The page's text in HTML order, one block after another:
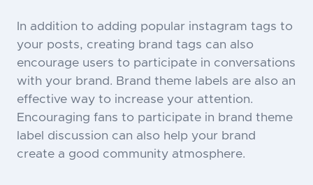
In addition to adding popular instagram tags to
your posts, creating brand tags can also
encourage users to participate in conversations
with your brand. Brand theme labels are also an
effective way to increase your attention.
Encouraging fans to participate in brand theme
label discussion can also help your brand
create a good community atmosphere.